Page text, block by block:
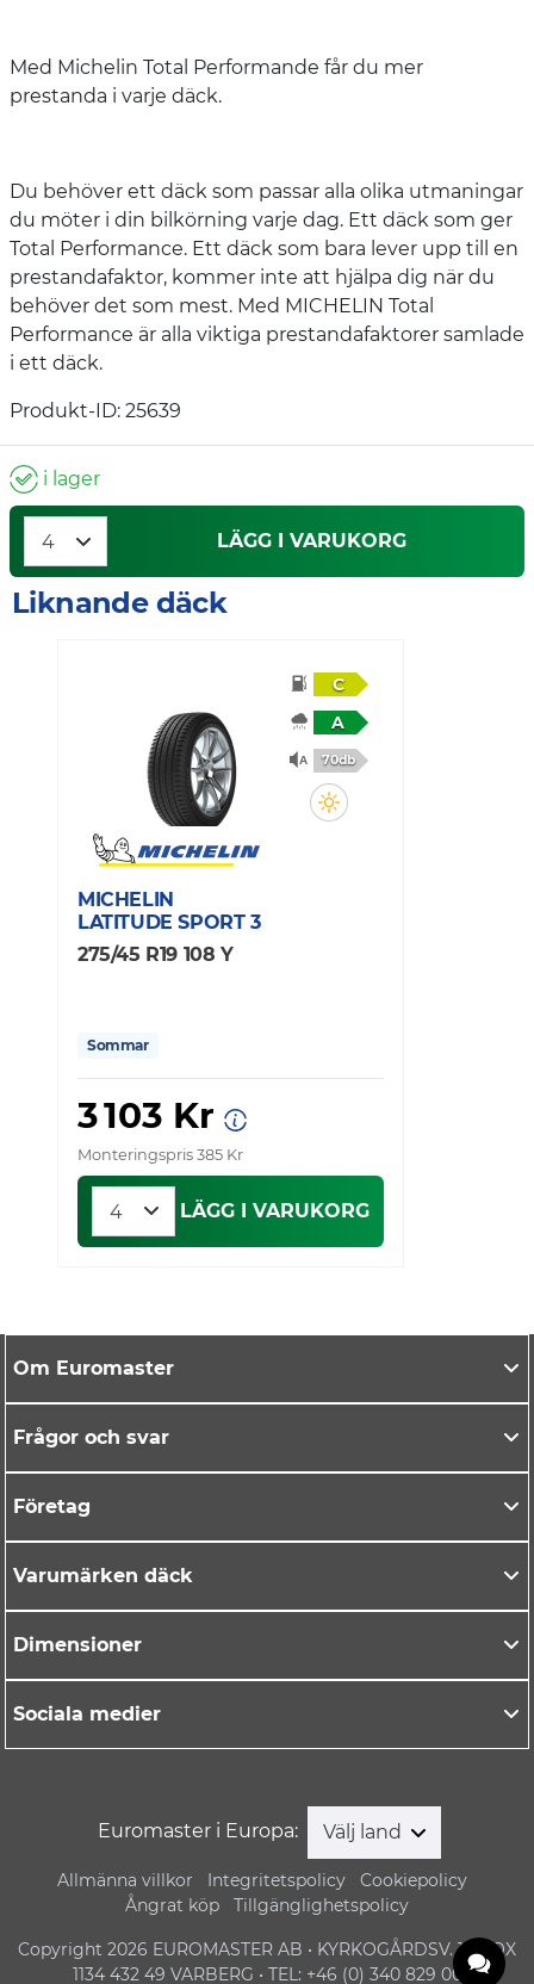
Med Michelin Total Performande får du mer
prestanda i varje däck.
Du behöver ett däck som passar alla olika utmaningar
du möter i din bilkörning varje dag. Ett däck som ger
Total Performance. Ett däck som bara lever upp till en
prestandafaktor, kommer inte att hjälpa dig när du
behöver det som mest. Med MICHELIN Total
Performance är alla viktiga prestandafaktorer samlade
i ett däck.
Produkt-ID: 25639
i lager
LÄGG I VARUKORG
Liknande däck
C
A
70db
MICHELIN
LATITUDE SPORT 3
275/45 R19 108 Y
Sommar
3 103 Kr
Monteringspris 385 Kr
LÄGG I VARUKORG
Om Euromaster
Frågor och svar
Företag
Varumärken däck
Dimensioner
Sociala medier
Euromaster i Europa: Välj land
Allmänna villkor Integritetspolicy
Cookiepolicy
Ångrat köp
Tillgänglighetspolicy
Copyright 2026 EUROMASTER AB • KYRKOGÅRDSV. 1 • BOX
1134 432 49 VARBERG • TEL: +46 (0) 340 829 00